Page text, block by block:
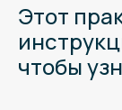
Этот
чтобы